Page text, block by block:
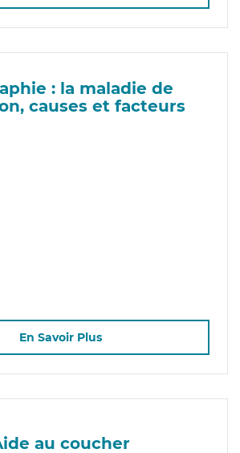
: la maladie de
causes et facteurs
En Savoir Plus
au coucher